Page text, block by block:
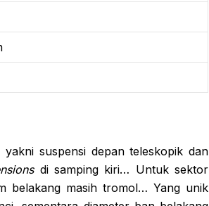
suspensi depan teleskopik dan
di samping kiri… Untuk sektor
belakang masih tromol… Yang unik